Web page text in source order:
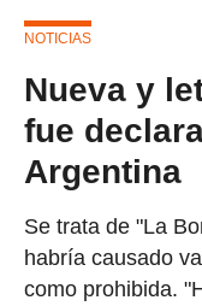
NOTICIAS
Nueva y
fue
Argentina
Se trata de "La
habría causado
como prohibida.